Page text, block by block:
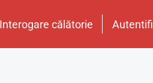
Interogare călătorie